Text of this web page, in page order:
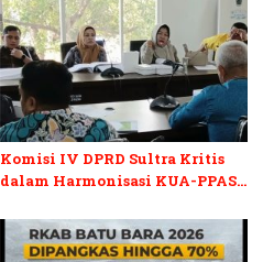
Komisi IV DPRD Sultra Kritis
dalam Harmonisasi KUA-PPAS